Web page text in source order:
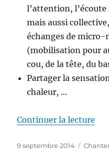
l’attention,
mais aussi
échanges de micro-
(mobilisation pour
cou, de la tête, du
Partager la
chaleur, …
Continuer la lecture
Publié
9 septembre 2014